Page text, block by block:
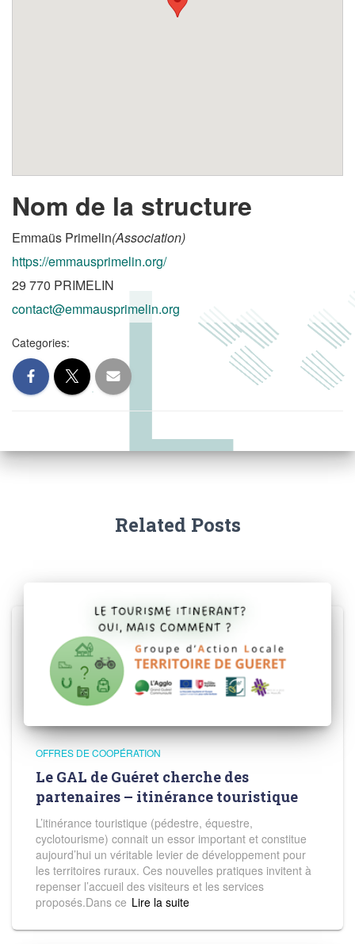
Nom de la structure
Emmaüs Primelin(Association)
https://emmausprimelin.org/
29 770 PRIMELIN
contact@emmausprimelin.org
Categories:
Related Posts
OFFRES DE COOPÉRATION
Le GAL de Guéret cherche des
partenaires – itinérance touristique
L’itinérance touristique (pédestre, équestre,
cyclotourisme) connait un essor important et constitue
aujourd’hui un véritable levier de développement pour
les territoires ruraux. Ces nouvelles pratiques invitent à
repenser l’accueil des visiteurs et les services
proposés.Dans ce Read more